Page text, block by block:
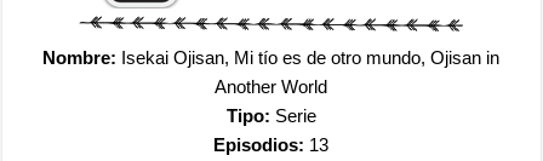
Nombre: Isekai Ojisan, Mi tío es de otro mundo, Ojisan in
Another World
Tipo: Serie
Episodios: 13